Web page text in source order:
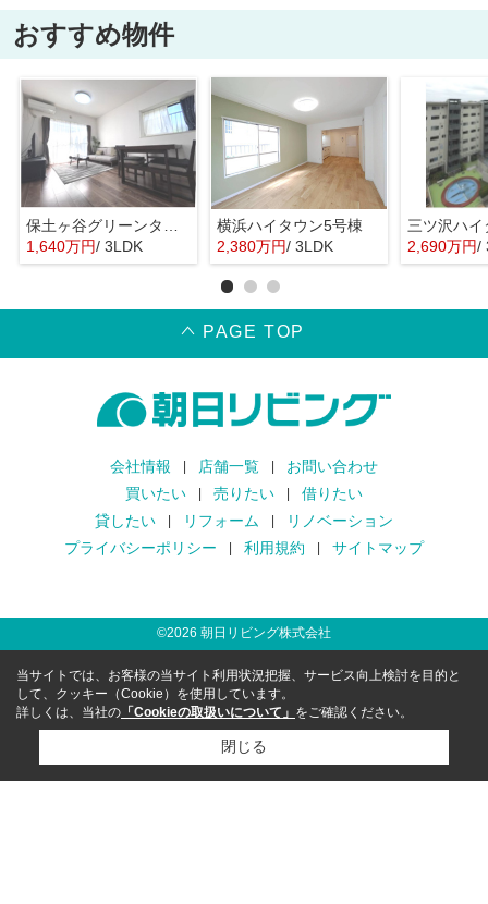
おすすめ物件
1,640万円/ 3LDK
横浜ハイタウン5号棟
2,380万円/ 3LDK 2,690万円/
PAGE TOP
会社情報 店舗一覧
お問い合わせ
買いたい
売りたい
借りたい
貸したい
リフォーム
リノベーション
プライバシーポリシー
利用規約 サイトマップ
©2026 朝日リビング株式会社
当サイトでは、お客様の当サイト利用状況把握、サービス向上検討を目的と
して、クッキー（Cookie）を使用しています。
詳しくは、当社の 「Cookieの取扱いについて」 をご確認ください。
閉じる